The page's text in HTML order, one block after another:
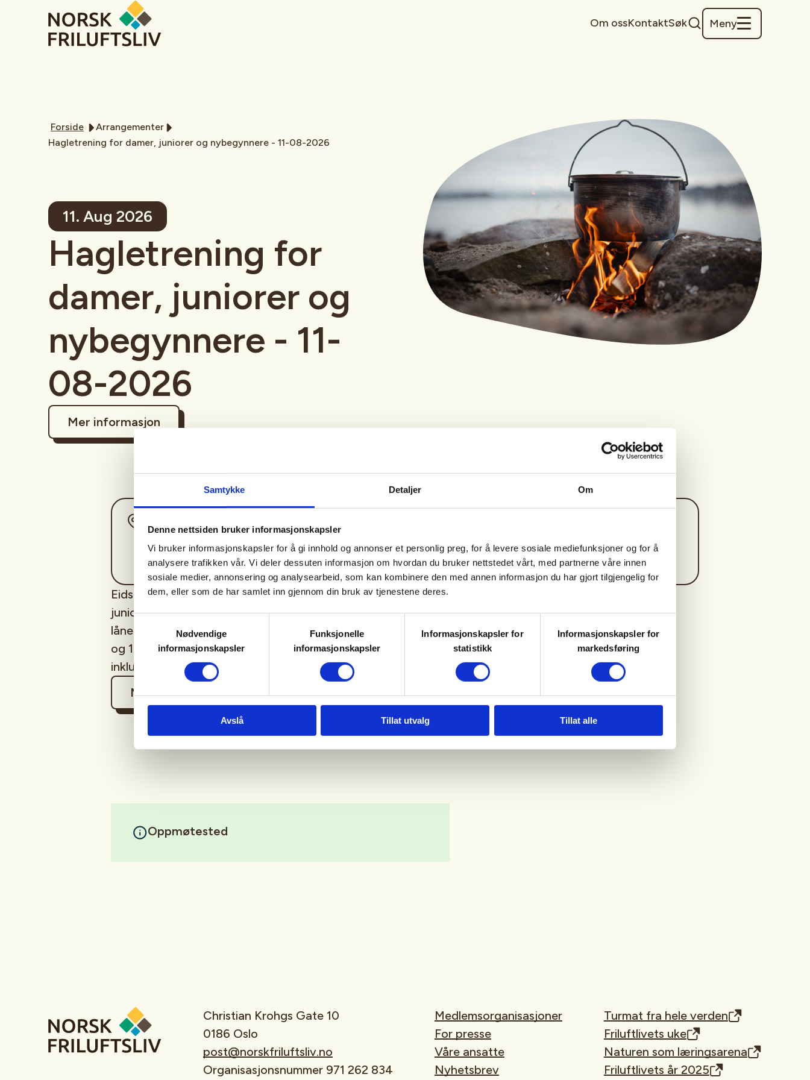
Samtykke Detaljer Om
Denne nettsiden bruker informasjonskapsler
Vi bruker informasjonskapsler for å gi innhold og annonser et personlig preg, for å levere sosiale mediefunksjoner og for å
analysere trafikken vår. Vi deler dessuten informasjon om hvordan du bruker nettstedet vårt, med partnerne våre innen
sosiale medier, annonsering og analysearbeid, som kan kombinere den med annen informasjon du har gjort tilgjengelig for
dem, eller som de har samlet inn gjennom din bruk av tjenestene deres.
Samtykkevalg
Nødvendige
informasjonskapsler
Funksjonelle
informasjonskapsler
Informasjonskapsler for
statistikk
Informasjonskapsler for
markedsføring
Avslå Tillat utvalg Tillat alle
Om ossKontaktSøk Meny
Forside
Arrangementer
Hagletrening for damer, juniorer og nybegynnere - 11-08-2026
11. Aug 2026
Hagletrening for
damer, juniorer og
nybegynnere - 11-
08-2026
Mer informasjon
11. Aug 2026
Kl. 18.00 - 20.00
Eidskog JFF
https://99703569
ane-sto@online.no
Eidskog JFF ønsker velkommen til hagletrening for damer,
juniorer og nybegynnere. Ta med hørselsvern. Mulighet for å
låne våpen for de som ikke har. Pris er 120 kr for medlemmer
og 140 kr for ikke medlem i NJFF, Prisen er pr serie a 25 skudd,
inkludert patroner og leirduer.
Mer informasjon
Oppmøtested
Christian Krohgs Gate 10
0186 Oslo
post@norskfriluftsliv.no
Organisasjonsnummer 971 262 834
Medlemsorganisasjoner
For presse
Våre ansatte
Nyhetsbrev
Turmat fra hele verden
Friluftlivets uke
Naturen som læringsarena
Friluftlivets år 2025